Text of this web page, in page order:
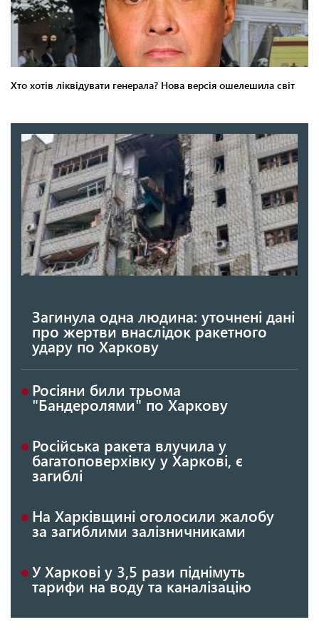
Загинула одна людина: уточнені дані
про жертви внаслідок ракетного
удару по Харкову
Росіяни били трьома
"Бандеролями" по Харкову
Російська ракета влучила у
багатоповерхівку у Харкові, є
загиблі
На Харківщині оголосили жалобу
за загиблими залізничниками
У Харкові у 3,5 рази піднімуть
тарифи на воду та каналізацію